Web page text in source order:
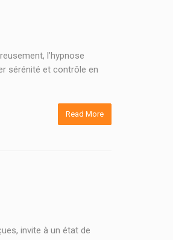
l’hypnose
sérénité et contrôle en
Read More
invite à un état de